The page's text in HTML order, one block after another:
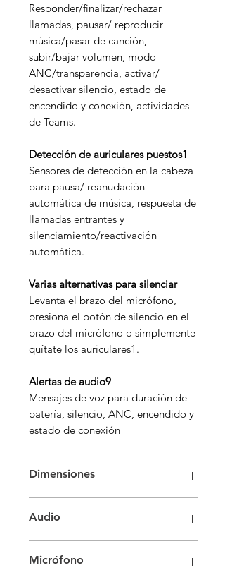
Responder/finalizar/rechazar
llamadas, pausar/ reproducir
música/pasar de canción,
subir/bajar volumen, modo
ANC/transparencia, activar/
desactivar silencio, estado de
encendido y conexión, actividades
de Teams.
Detección de auriculares puestos1
Sensores de detección en la cabeza
para pausa/ reanudación
automática de música, respuesta de
llamadas entrantes y
silenciamiento/reactivación
automática.
Varias alternativas para silenciar
Levanta el brazo del micrófono,
presiona el botón de silencio en el
brazo del micrófono o simplemente
quítate los auriculares1.
Alertas de audio9
Mensajes de voz para duración de
batería, silencio, ANC, encendido y
estado de conexión
Dimensiones
Al × An × Pr
230 g/8,11 oz
Audio
híbrida:
Micrófono